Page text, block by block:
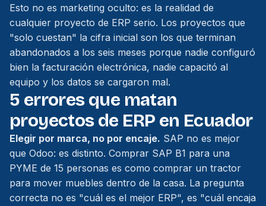
Esto no es marketing oculto: es la realidad de
cualquier proyecto de ERP serio. Los proyectos que
"solo cuestan" la cifra inicial son los que terminan
abandonados a los seis meses porque nadie configuró
bien la facturación electrónica, nadie capacitó al
equipo y los datos se cargaron mal.
5 errores que matan
proyectos de ERP en Ecuador
Elegir por marca, no por encaje. SAP no es mejor
que Odoo: es distinto. Comprar SAP B1 para una
PYME de 15 personas es como comprar un tractor
para mover muebles dentro de la casa. La pregunta
correcta no es "cuál es el mejor ERP", es "cuál encaja